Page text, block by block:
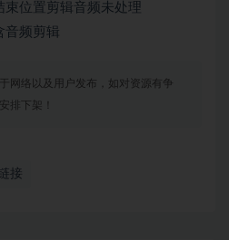
位置剪辑音频未处理
音频剪辑
网络以及用户发布，如对资源有争
排下架！
接